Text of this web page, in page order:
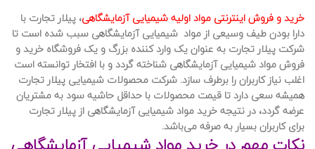
خرید و فروش اینترنتی مواد اولیه شیمیایی آزمایشگاهی، پیلار تجارت با
دارا بودن طیف وسیعی از مواد شیمیایی آزمایشگاهی سبب شده است تا
شرکت پیلار تجارت به عنوان یک وارد کننده بزرگ و یک فروشگاه خرید و
فروش مواد شیمیایی آزمایشگاهی شناخته گردد و با افتخار توانسته است
اغلب نیاز کاربران را برطرف سازد. شرکت محصولات شیمیایی پیلار تجارت
همیشه سعی دارد تا قیمت محصولات با حداقل حاشیه سود به مشتریان
عرضه گردد، در نتیجه خرید مواد شیمیایی آزمایشگاهی از پیلار تجارت
برای کاربران بسیار به صرفه می‌باشد.